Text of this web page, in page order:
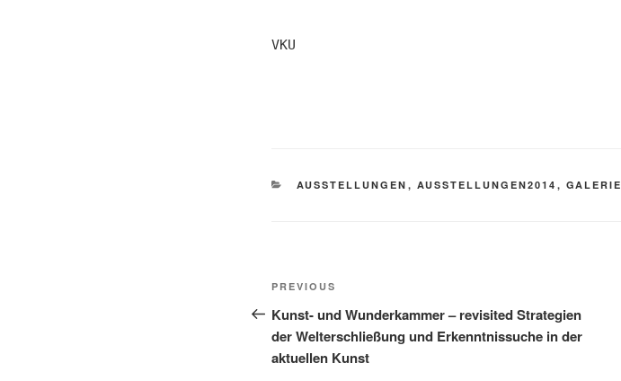
VKU
CATEGORIES
AUSSTELLUNGEN , AUSSTELLUNGEN2014 , GALERIE
Post
navigation
Previous
Post
PREVIOUS
Kunst- und Wunderkammer – revisited Strategien
der Welterschließung und Erkenntnissuche in der
aktuellen Kunst